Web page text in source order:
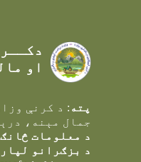
او
پته : د کرنې
جمال مېنه،
د معلومات
د بزګرانو